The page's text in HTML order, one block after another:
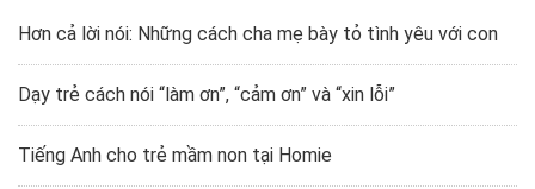
Hơn cả lời nói: Những cách cha mẹ bày tỏ tình yêu với con
Dạy trẻ cách nói “làm ơn”, “cảm ơn” và “xin lỗi”
Tiếng Anh cho trẻ mầm non tại Homie